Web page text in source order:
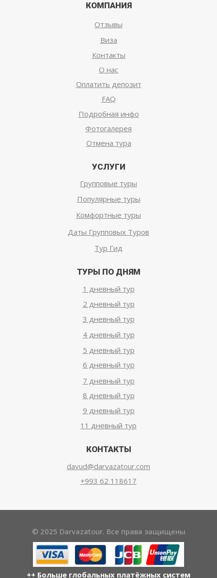
КОМПАНИЯ
Отзывы
Виза
Контакты
О нас
Оплатить депозит
FAQ
Подробная инфо
Фотогалерея
Отмена тура
УСЛУГИ
Групповые туры
Популярные туры
Комфортные туры
Даты Групповых Туров
Тур Гид
ТУРЫ ПО ДНЯМ
1 дневный тур
2 дневный тур
3 дневный тур
4 дневный тур
5 дневный тур
6 дневный тур
7 дневный тур
8 дневный тур
9 дневный тур
11 дневный тур
КОНТАКТЫ
davud@darvazatour.com
+993 62 118617
© 2025 Darvazatour. Все права защищены
++ Больше глобальных платёжных систем